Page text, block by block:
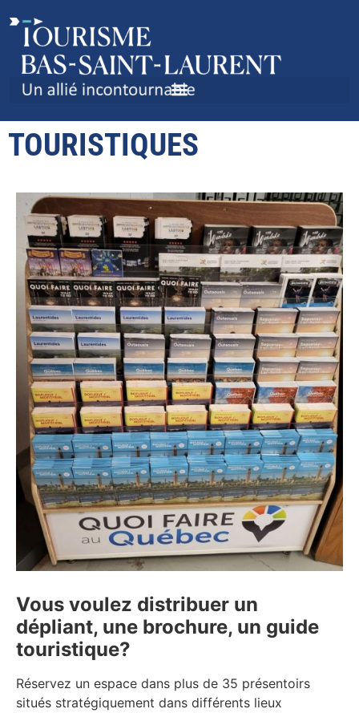
RÉSERVEZ VOTRE ESPACE
DANS LES PRÉSENTOIRS
TOURISTIQUES
Vous voulez distribuer un
dépliant, une brochure, un guide
touristique?
Réservez un espace dans plus de 35 présentoirs
situés stratégiquement dans différents lieux